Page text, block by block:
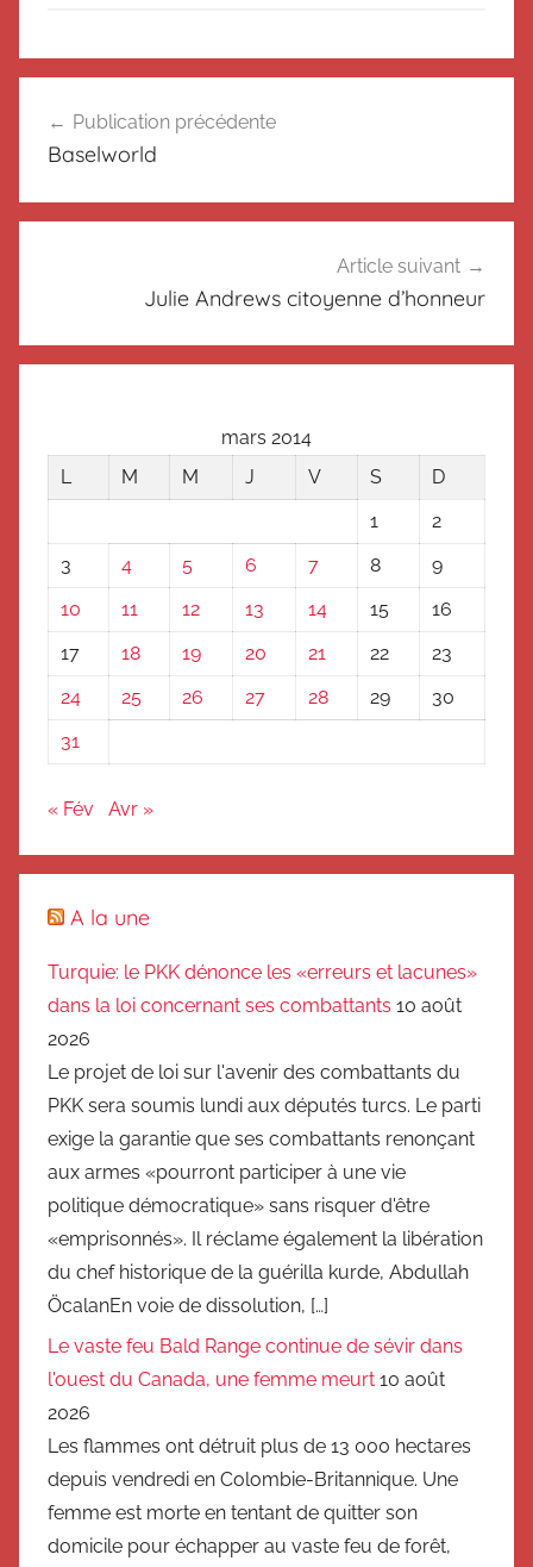
N
c
l
de
Publication précédente
Baselworld
Article suivant
Julie Andrews citoyenne d’honneur
mars 2014
L
M M J V S
D
1
2
3
4 5 6 7 8
9
10
11 12 13 14 15
16
17
18 19 20 21 22
23
24
25 26 27 28 29
30
31
« Fév Avr »
A la une
Turquie: le PKK dénonce les «erreurs et lacunes»
dans la loi concernant ses combattants 10 août
2026
Le projet de loi sur l'avenir des combattants du
PKK sera soumis lundi aux députés turcs. Le parti
exige la garantie que ses combattants renonçant
aux armes «pourront participer à une vie
politique démocratique» sans risquer d'être
«emprisonnés». Il réclame également la libération
du chef historique de la guérilla kurde, Abdullah
ÖcalanEn voie de dissolution, […]
Le vaste feu Bald Range continue de sévir dans
l'ouest du Canada, une femme meurt 10 août
2026
Les flammes ont détruit plus de 13 000 hectares
depuis vendredi en Colombie-Britannique. Une
femme est morte en tentant de quitter son
domicile pour échapper au vaste feu de forêt,